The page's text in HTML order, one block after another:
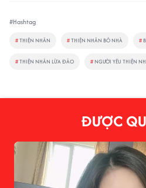
#Hashtag
#THIỆN NHÂN #THIỆN NHÂN BỎ NHÀ #
#THIỆN NHÂN LỪA ĐẢO # NGƯỜI YÊU THIỆN
ĐƯỢC